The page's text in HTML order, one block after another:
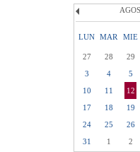
LUN MAR MIE
27 28 29
3
4 5
10
11 12
17
18 19
24
25 26
31
1 2